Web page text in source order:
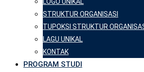
STRUKTUR ORGANISASI
TUPOKSI STRUKTUR
LAGU UNIKAL
KONTAK
PROGRAM STUDI